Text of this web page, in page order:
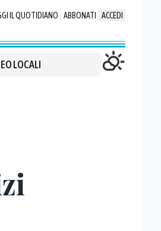
IL QUOTIDIANO ABBONATI ACCEDI
LOCALI